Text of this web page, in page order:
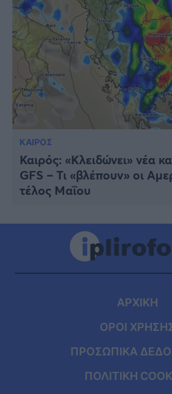
ΚΑΙΡΟΣ
Καιρός: «Κλειδώνει» νέα
GFS – Τι «βλέπουν» οι
τέλος Μαΐου
ΑΡΧΙΚΗ
ΟΡΟΙ
ΠΡΟΣΩΠΙΚΑ
ΠΟΛΙΤΙΚΗ